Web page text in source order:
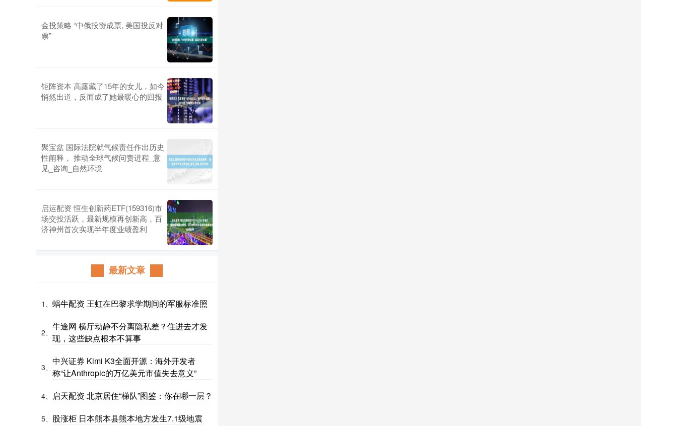
金投策略 “中俄投赞成票, 美国投反对
票”
钜阵资本 高露藏了15年的女儿，如今
悄然出道，反而成了她最暖心的回报
聚宝盆 国际法院就气候责任作出历史
性阐释， 推动全球气候问责进程_意
见_咨询_自然环境
启运配资 恒生创新药ETF(159316)市
场交投活跃，最新规模再创新高，百
济神州首次实现半年度业绩盈利
最新文章
1、 蜗牛配资 王虹在巴黎求学期间的军服标准照
2、
牛途网 横厅动静不分离隐私差？住进去才发
现，这些缺点根本不算事
3、
中兴证券 Kimi K3全面开源：海外开发者
称“让Anthropic的万亿美元市值失去意义”
4、 启天配资 北京居住“梯队”图鉴：你在哪一层？
5、 股涨柜 日本熊本县熊本地方发生7.1级地震